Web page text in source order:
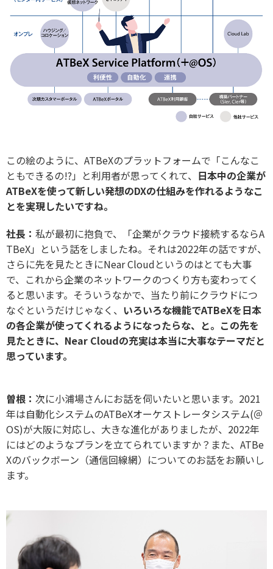
この絵のように、ATBeXのプラットフォームで「こんなこ
ともできるの!?」と利用者が思ってくれて、 日本中の企業が
ATBeXを使って新しい発想のDXの仕組みを作れるようなこ
とを実現したいですね。
社長： 私が最初に抱負で、「企業がクラウド接続するならA
TBeX」という話をしましたね。それは2022年の話ですが、
さらに先を見たときにNear Cloudというのはとても大事
で、これから企業のネットワークのつくり方も変わってく
ると思います。そういうなかで、当たり前にクラウドにつ
なぐというだけじゃなく、 いろいろな機能でATBeXを日本
の各企業が使ってくれるようになったらな、と。この先を
見たときに、Near Cloudの充実は本当に大事なテーマだと
思っています。
曽根： 次に小浦場さんにお話を伺いたいと思います。2021
年は自動化システムのATBeXオーケストレータシステム(＠
OS)が大阪に対応し、大きな進化がありましたが、2022年
にはどのようなプランを立てられていますか？また、ATBe
Xのバックボーン（通信回線網）についてのお話をお願いし
ます。